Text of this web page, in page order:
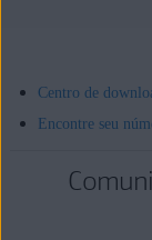
Centro de
Encontre seu